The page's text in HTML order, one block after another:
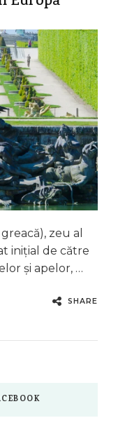
zeu al
inițial de către
și apelor, …
SHARE